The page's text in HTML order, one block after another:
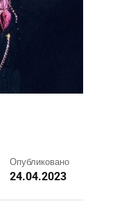
Опубликовано
24.04.2023